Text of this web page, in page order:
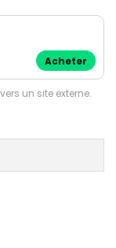
Acheter
un site externe.